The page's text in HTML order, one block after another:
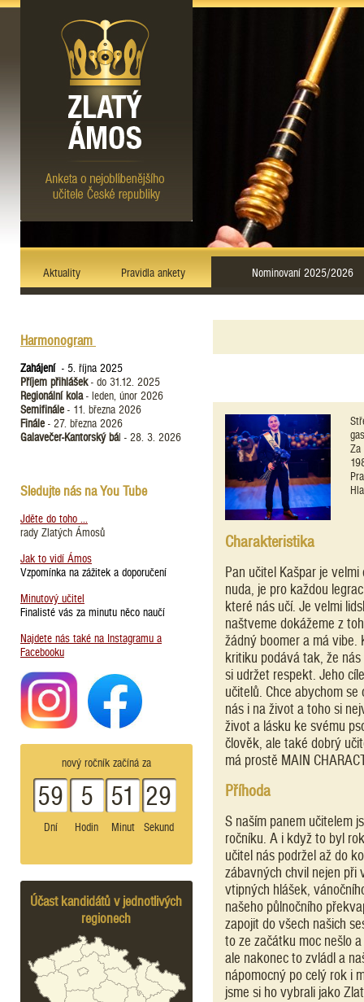
Aktuality Pravidla ankety Nominovaní 2025/2026
Harmonogram
Zahájení - 5. října 2025
Příjem přihlášek- do 31.12. 2025
Regionální kola- leden, únor 2026
Semifinále - 11. března 2026
Finále - 27. března 2026
Galavečer-Kantorský bál - 28. 3. 2026
Sledujte nás na You Tube
Jděte do toho ...
rady Zlatých Ámosů
Jak to vidí Ámos
Vzpomínka na zážitek a doporučení
Minutový učitel
Finalisté vás za minutu něco naučí
Najdete nás také na Instagramu a
Facebooku
nový ročník začíná za
59
Dní
5
Hodin
51
Minut
29
Sekund
Účast kandidátů v jednotlivých
regionech
Za
Charakteristika
Pan učitel Kašpar je
nuda, je pro každou
které nás učí. Je velmi
naštveme dokážeme z
žádný boomer a má vibe.
kritiku podává tak, že
si udržet respekt. Jeho
učitelů. Chce abychom
nás i na život a toho si
život a lásku ke svému
člověk, ale také dobrý
má prostě MAIN
Příhoda
S naším panem učitelem
ročníku. A i když to byl
učitel nás podržel až do
zábavných chvil nejen při
vtipných hlášek,
našeho půlnočního
zapojit do všech našich
to ze začátku moc nešlo
ale nakonec to zvládl a
nápomocný po celý rok i
jsme si ho vybrali jako